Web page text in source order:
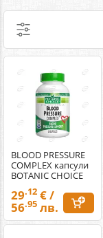
BLOOD PRESSURE
COMPLEX капсули
BOTANIC CHOICE
29.12 € /
56.95 лв.